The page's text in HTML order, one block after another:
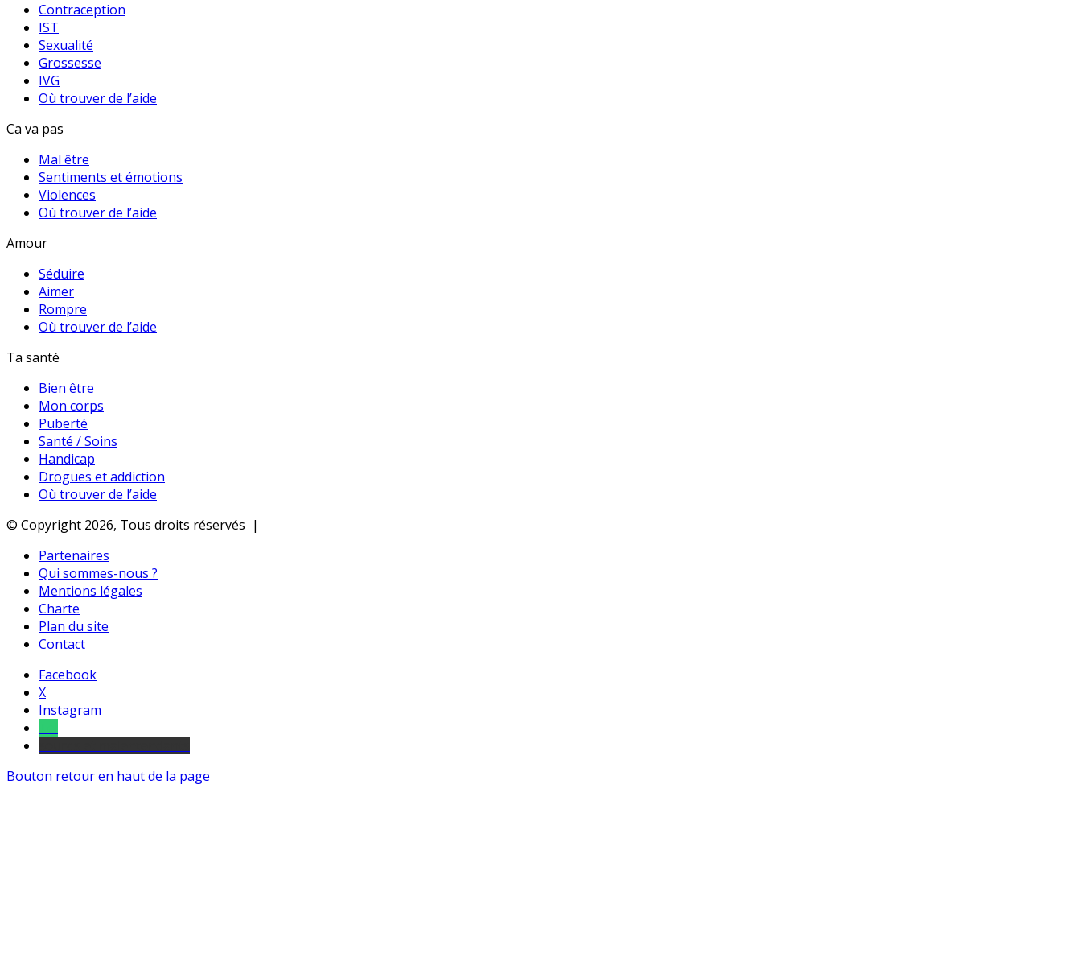
Contraception
IST
Sexualité
Grossesse
IVG
Où trouver de l’aide
Ca va pas
Mal être
Sentiments et émotions
Violences
Où trouver de l’aide
Amour
Séduire
Aimer
Rompre
Où trouver de l’aide
Ta santé
Bien être
Mon corps
Puberté
Santé / Soins
Handicap
Drogues et addiction
Où trouver de l’aide
© Copyright 2026, Tous droits réservés |
Partenaires
Qui sommes-nous ?
Mentions légales
Charte
Plan du site
Contact
Facebook
X
Instagram
Bouton retour en haut de la page